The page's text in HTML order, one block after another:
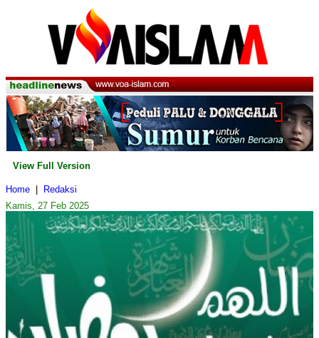
View Full Version
Home
Redaksi
Kamis, 27 Feb 2025